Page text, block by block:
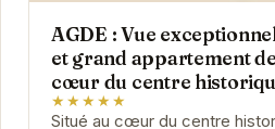
AGDE : Vue
et grand appartement
cœur du centre
★★★★★
Situé au cœur du centre